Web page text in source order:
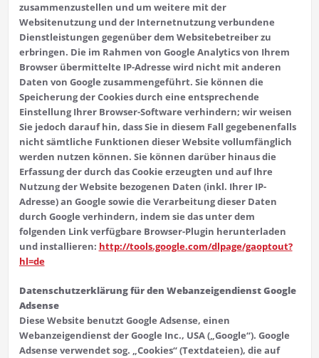
zusammenzustellen und um weitere mit der
Websitenutzung und der Internetnutzung verbundene
Dienstleistungen gegenüber dem Websitebetreiber zu
erbringen. Die im Rahmen von Google Analytics von Ihrem
Browser übermittelte IP-Adresse wird nicht mit anderen
Daten von Google zusammengeführt. Sie können die
Speicherung der Cookies durch eine entsprechende
Einstellung Ihrer Browser-Software verhindern; wir weisen
Sie jedoch darauf hin, dass Sie in diesem Fall gegebenenfalls
nicht sämtliche Funktionen dieser Website vollumfänglich
werden nutzen können. Sie können darüber hinaus die
Erfassung der durch das Cookie erzeugten und auf Ihre
Nutzung der Website bezogenen Daten (inkl. Ihrer IP-
Adresse) an Google sowie die Verarbeitung dieser Daten
durch Google verhindern, indem sie das unter dem
folgenden Link verfügbare Browser-Plugin herunterladen
und installieren: http://tools.google.com/dlpage/gaoptout?
hl=de
Datenschutzerklärung für den Webanzeigendienst Google
Adsense
Diese Website benutzt Google Adsense, einen
Webanzeigendienst der Google Inc., USA („Google“). Google
Adsense verwendet sog. „Cookies“ (Textdateien), die auf